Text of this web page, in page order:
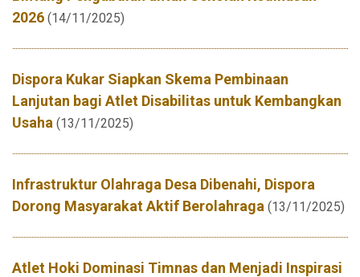
2026 (14/11/2025)
Dispora Kukar Siapkan Skema Pembinaan
Lanjutan bagi Atlet Disabilitas untuk Kembangkan
Usaha (13/11/2025)
Infrastruktur Olahraga Desa Dibenahi, Dispora
Dorong Masyarakat Aktif Berolahraga (13/11/2025)
Atlet Hoki Dominasi Timnas dan Menjadi Inspirasi